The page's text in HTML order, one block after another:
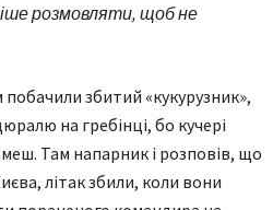
розмовляти, щоб не
побачили збитий «кукурузник»,
на гребінці, бо кучері
Там напарник і розповів, що
літак збили, коли вони